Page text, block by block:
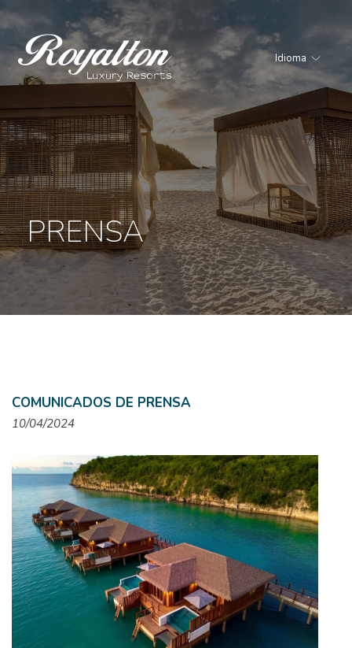
Royalton
Resorts
Idioma
PRENSA
COMUNICADOS DE PRENSA
10/04/2024